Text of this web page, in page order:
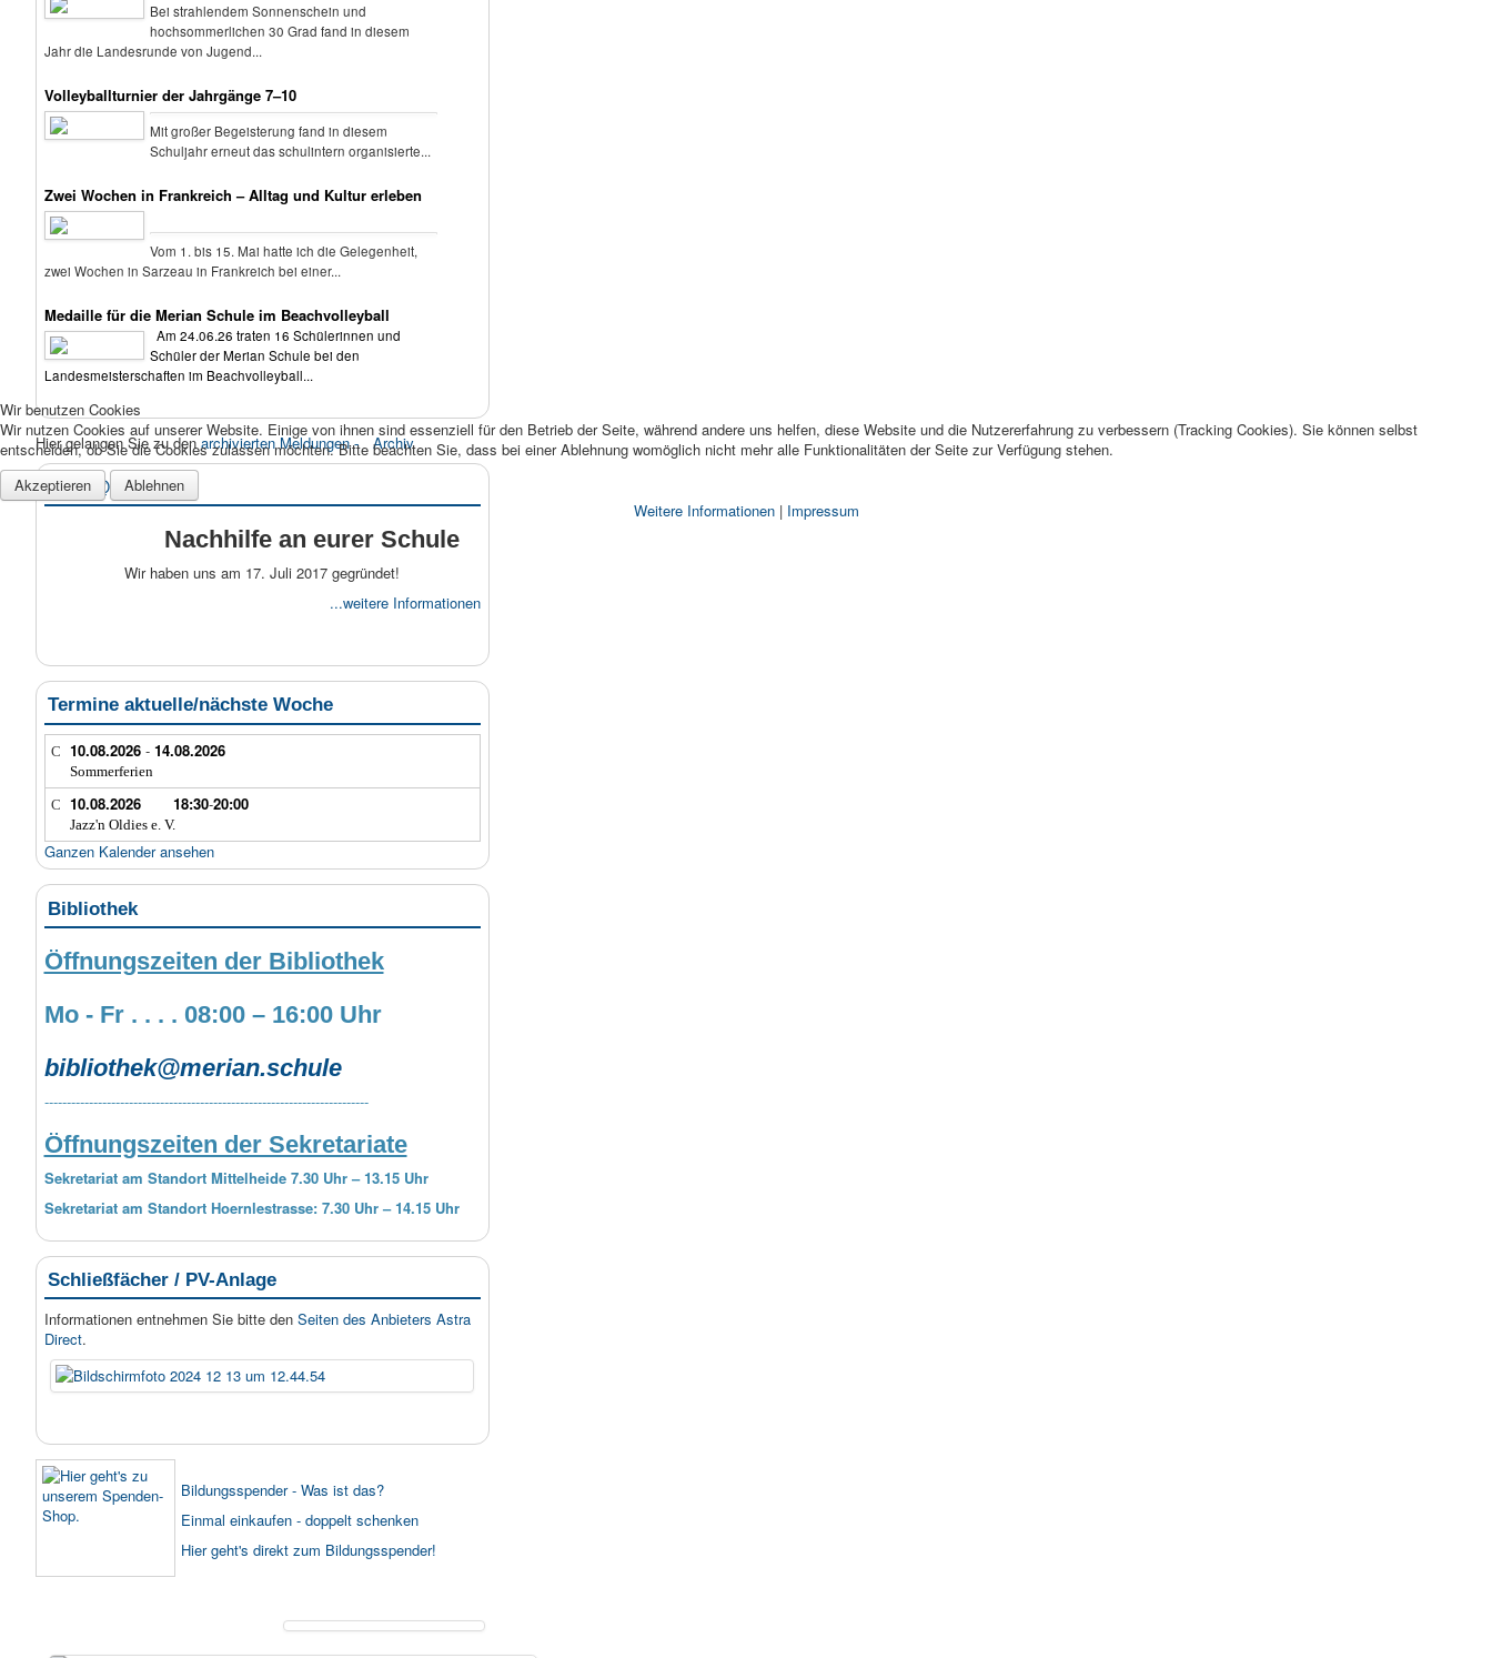
Bei strahlendem Sonnenschein und
hochsommerlichen 30 Grad fand in diesem
Jahr die Landesrunde von Jugend...
Volleyballturnier der Jahrgänge 7–10
Mit großer Begeisterung fand in diesem
Schuljahr erneut das schulintern organisierte...
Zwei Wochen in Frankreich – Alltag und Kultur erleben
Vom 1. bis 15. Mai hatte ich die Gelegenheit,
zwei Wochen in Sarzeau in Frankreich bei einer...
Medaille für die Merian Schule im Beachvolleyball
Am 24.06.26 traten 16 Schülerinnen und
Schüler der Merian Schule bei den
Landesmeisterschaften im Beachvolleyball...
Hier gelangen Sie zu denarchivierten Meldungen Archiv
good@school
Nachhilfe an eurer Schule
Wir haben uns am 17. Juli 2017 gegründet!
...weitere Informationen
Termine aktuelle/nächste Woche
10.08.2026 - 14.08.2026
Sommerferien
10.08.2026 18:30-20:00
Jazz'n Oldies e. V.
Ganzen Kalender ansehen
Bibliothek
Öffnungszeiten der Bibliothek
Mo - Fr . . . . 08:00 – 16:00 Uhr
bibliothek@merian.schule
-------------------------------------------------------------------------
Öffnungszeiten der Sekretariate
Sekretariat am Standort Mittelheide 7.30 Uhr – 13.15 Uhr
Sekretariat am Standort Hoernlestrasse: 7.30 Uhr – 14.15 Uhr
Schließfächer / PV-Anlage
Informationen entnehmen Sie bitte den Seiten des Anbieters Astra
Direct.
Bildungsspender - Was ist das?
Einmal einkaufen - doppelt schenken
Hier geht's direkt zum Bildungsspender!
Wir benutzen Cookies
Wir nutzen Cookies auf unserer Website. Einige von ihnen sind essenziell für den Betrieb der Seite, während andere uns helfen, diese Website und die Nutzererfahrung zu verbessern (Tracking Cookies). Sie können selbst
entscheiden, ob Sie die Cookies zulassen möchten. Bitte beachten Sie, dass bei einer Ablehnung womöglich nicht mehr alle Funktionalitäten der Seite zur Verfügung stehen.
Akzeptieren
Ablehnen
Weitere Informationen| Impressum